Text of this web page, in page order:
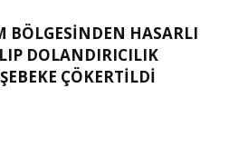
BÖLGESINDEN HASARLI
DOLANDIRICILIK
ÇÖKERTILDI